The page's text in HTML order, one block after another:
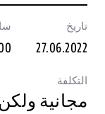
تاريخ
27.06.2022
التكلفة
مجانية